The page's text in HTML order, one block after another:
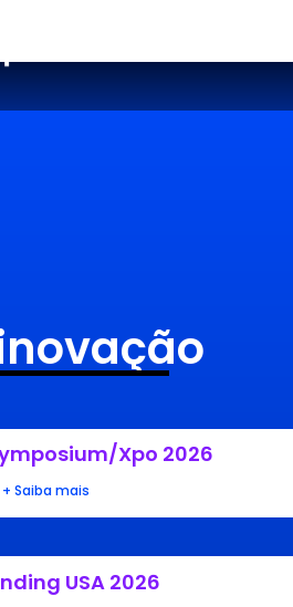
Xpo 2026
+ Saiba mais
USA 2026